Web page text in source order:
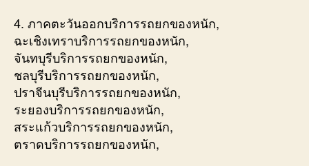
4. ภาคตะวันออกบริการรถยกของหนัก,
ฉะเชิงเทราบริการรถยกของหนัก,
จันทบุรีบริการรถยกของหนัก,
ชลบุรีบริการรถยกของหนัก,
ปราจีนบุรีบริการรถยกของหนัก,
ระยองบริการรถยกของหนัก,
สระแก้วบริการรถยกของหนัก,
ตราดบริการรถยกของหนัก,